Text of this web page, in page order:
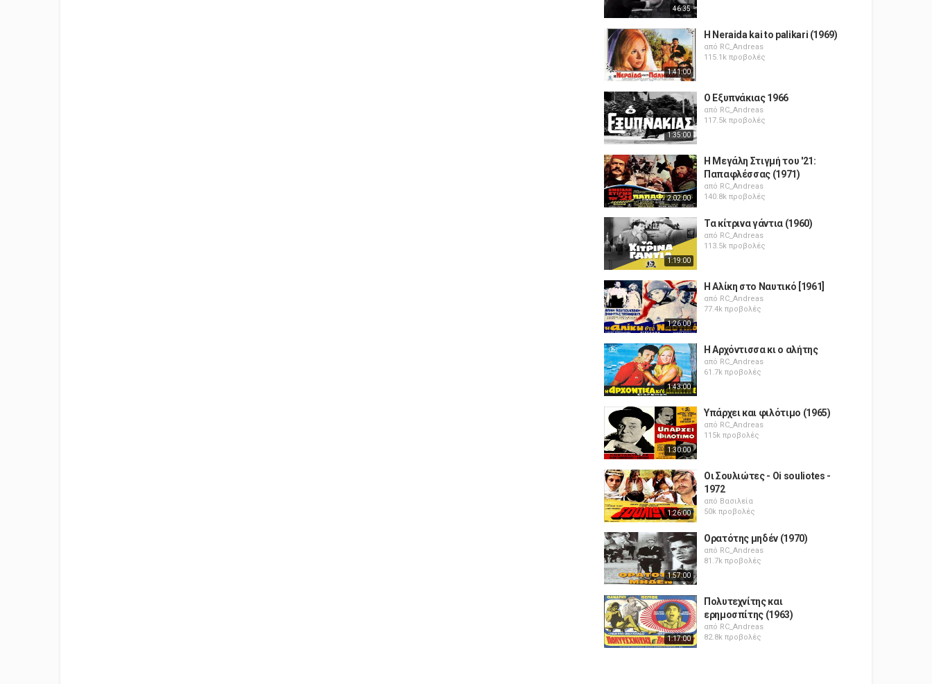
46:35
1:41:00
H Neraida kai to palikari (1969)
από RC_Andreas
115.1k προβολές
1:35:00
Ο Εξυπνάκιας 1966
από RC_Andreas
117.5k προβολές
2:02:00
Η Μεγάλη Στιγμή του '21:
Παπαφλέσσας (1971)
από RC_Andreas
140.8k προβολές
1:19:00
Τα κίτρινα γάντια (1960)
από RC_Andreas
113.5k προβολές
1:26:00
Η Αλίκη στο Ναυτικό [1961]
από RC_Andreas
77.4k προβολές
1:43:00
Η Αρχόντισσα κι ο αλήτης
από RC_Andreas
61.7k προβολές
1:30:00
Υπάρχει και φιλότιμο (1965)
από RC_Andreas
115k προβολές
1:26:00
Οι Σουλιώτες - Oi souliotes -
1972
από Βασιλεία
50k προβολές
1:57:00
Ορατότης μηδέν (1970)
από RC_Andreas
81.7k προβολές
1:17:00
Πολυτεχνίτης και
ερημοσπίτης (1963)
από RC_Andreas
82.8k προβολές